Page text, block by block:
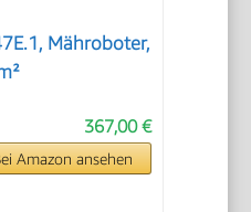
Mähroboter,
367,00 €
Amazon ansehen